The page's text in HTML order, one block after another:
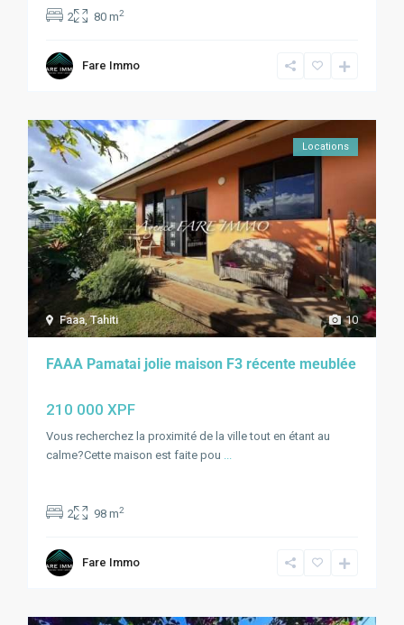
2 80 m2
Fare Immo
10
Faaa,Tahiti
Locations
FAAA Pamatai jolie maison F3 récente meublée
210 000 XPF
Vous recherchez la proximité de la ville tout en étant au
calme?Cette maison est faite pou ...
2 98 m2
Fare Immo